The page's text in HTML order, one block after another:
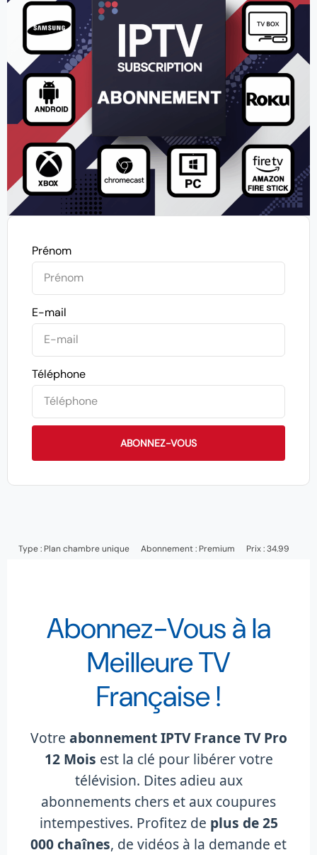
Prénom
E-mail
Téléphone
ABONNEZ-VOUS
Type : Plan chambre unique Abonnement : Premium Prix : 34.99
Abonnez-Vous à la
Meilleure TV
Française !
Votre abonnement IPTV France TV Pro
12 Mois est la clé pour libérer votre
télévision. Dites adieu aux
abonnements chers et aux coupures
intempestives. Profitez de plus de 25
000 chaînes, de vidéos à la demande et